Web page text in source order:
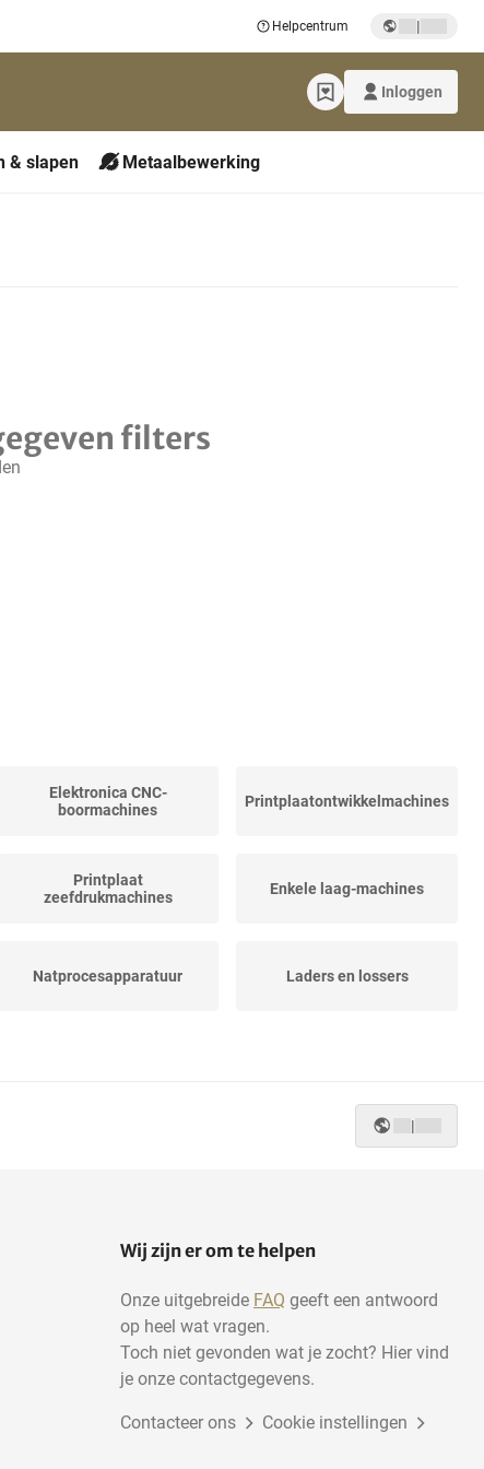
Helpcentrum |
Inloggen
& slapen Metaalbewerking
filters
Elektronica CNC-
boormachines
Printplaatontwikkelmachines
Printplaat
zeefdrukmachines
Enkele laag-machines
Natprocesapparatuur Laders en lossers
|
Wij zijn er om te helpen
Onze uitgebreide FAQ geeft een antwoord
op heel wat vragen.
Toch niet gevonden wat je zocht? Hier vind
je onze contactgegevens.
Contacteer ons Cookie instellingen